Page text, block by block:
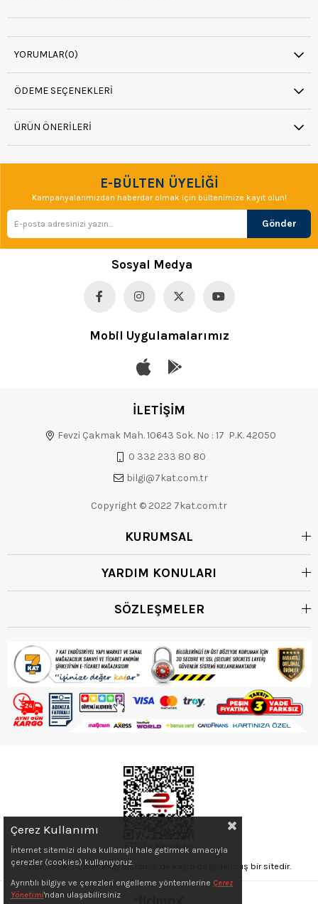
YORUMLAR(0)
ÖDEME SEÇENEKLERI
ÜRÜN ÖNERILERI
E-BÜLTEN ÜYELİĞİ
Kampanyalarımızdan haberdar olmak için bültenimize kayıt olun!
Gönder
Sosyal Medya
Mobil Uygulamalarımız
İLETİŞİM
Fevzi Çakmak Mah. 10643 Sok. No : 17 P.K. 42050
0 332 233 80 80
bilgi@7kat.com.tr
Copyright © 2022 7kat.com.tr
KURUMSAL
YARDIM KONULARI
SÖZLEŞMELER
Elektronik Ticaret Bilgi Sistemin'de kaydı doğrulanmış bir sitedir.
Çerez Kullanımı
İnternet sitemizi daha kullanışlı hale getirmek amacıyla
çerezler (cookies) kullanıyoruz.
Ayrıntılı bilgiye ve çerezleri engelleme yöntemlerine Çerez
Yönetimi'ndan ulaşabilirsiniz